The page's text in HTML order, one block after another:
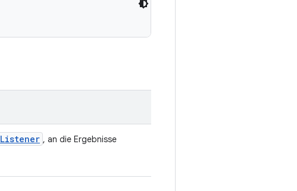
Listener , an die Ergebnisse